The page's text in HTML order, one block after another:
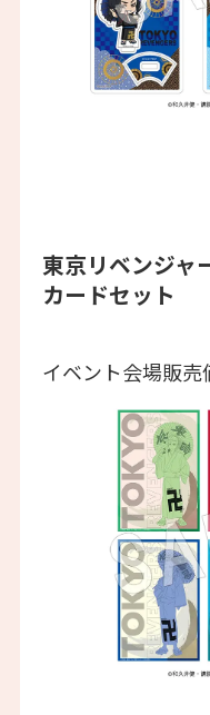
東京リベンジ
カードセット
イベント会場販